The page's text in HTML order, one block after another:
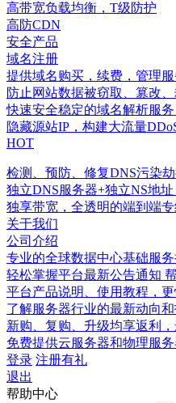
高带宽负载均衡，T级防护
高防CDN
安全产品
域名注册
提供域名购买，续费，管理服
防止网站数据被窃取、篡改
快速安全稳定的域名解析服务
隐藏源站IP，构建大流量
HOT
检测、预防、修复DNS污染
独立DNS服务器+独立NS地址
独享带宽，全透明的端到端
关于我们
公司介绍
专业的全球数据中心基础服
轻松掌握平台最新公告通知
平台产品说明、使用教程，
了解服务器行业的最新动向
新购、复购、升级均享返利，
免费提供云服务器和物理服
登录 注册有礼
退出
帮助中心